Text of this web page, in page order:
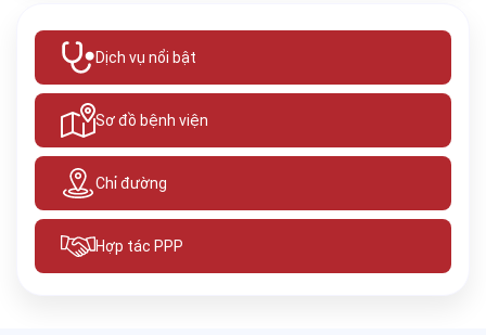
Dịch vụ nổi bật
Sơ đồ bệnh viện
Chỉ đường
Hợp tác PPP